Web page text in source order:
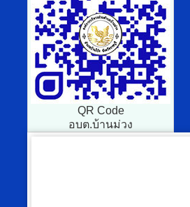
QR Code
อบต.บ้านม่วง